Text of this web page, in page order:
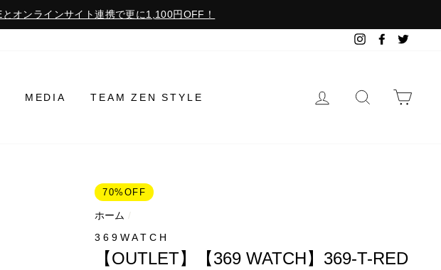
とオンラインサイト連携で更に1,100円OFF！
InstagramFacebook
MEDIA TEAM ZEN STYLE ログイン 検索で探す
70%OFF
ホーム /
369WATCH
【OUTLET】【369 WATCH】369-T-RED